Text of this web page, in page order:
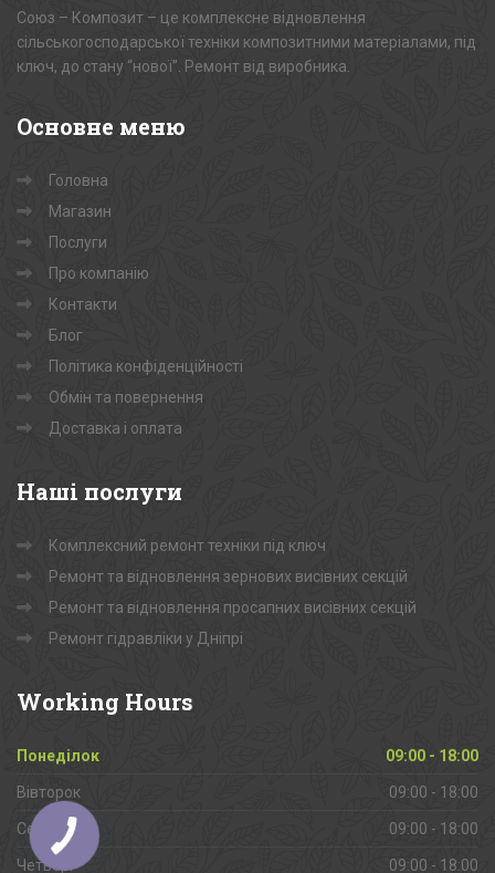
Союз – Композит – це комплексне відновлення
сільськогосподарської техніки композитними матеріалами, під
ключ, до стану “нової”. Ремонт від виробника.
Основне меню
Головна
Магазин
Послуги
Про компанію
Контакти
Блог
Політика конфіденційності
Обмін та повернення
Доставка і оплата
Наші послуги
Комплексний ремонт техніки під ключ
Ремонт та відновлення зернових висівних секцій
Ремонт та відновлення просапних висівних секцій
Ремонт гідравліки у Дніпрі
Working Hours
Понеділок 09:00 - 18:00
Вівторок 09:00 - 18:00
Середа 09:00 - 18:00
Четверг 09:00 - 18:00